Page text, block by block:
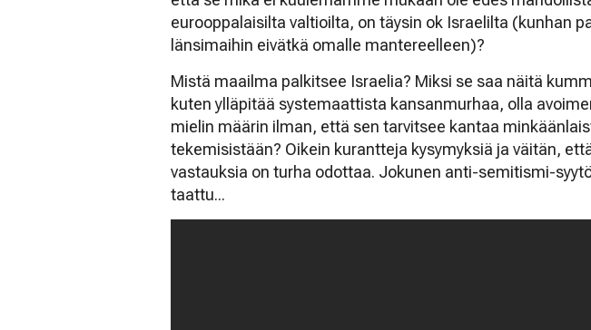
eurooppalaisilta valtioilta, on täysin ok Israelilta (kunhan
länsimaihin eivätkä omalle mantereelleen)?
Mistä maailma palkitsee Israelia? Miksi se saa näitä
kuten ylläpitää systemaattista kansanmurhaa, olla
mielin määrin ilman, että sen tarvitsee kantaa
tekemisistään? Oikein kurantteja kysymyksiä ja väitän,
vastauksia on turha odottaa. Jokunen anti-semitismi-
taattu...